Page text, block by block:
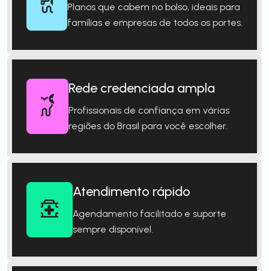
Planos que cabem no bolso, ideais para
famílias e empresas de todos os portes.
Rede credenciada ampla
Profissionais de confiança em várias
regiões do Brasil para você escolher.
Atendimento rápido
Agendamento facilitado e suporte
sempre disponível.